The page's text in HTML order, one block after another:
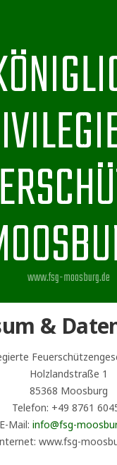
www.fsg-moosburg.de
&
Holzlandstraße 1
85368 Moosburg
Telefon: +49 8761
E-Mail: info@fsg-
www.fsg-